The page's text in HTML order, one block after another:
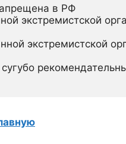
в РФ
экстремистской
экстремистской